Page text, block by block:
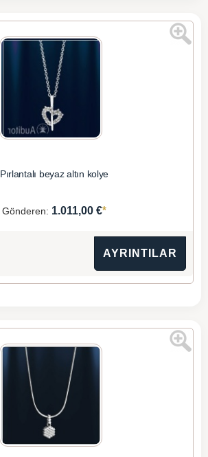
Pırlantalı beyaz altın kolye
Gönderen: 1.011,00 €*
AYRINTILAR